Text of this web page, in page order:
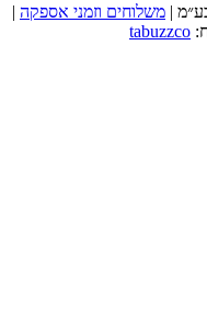
משלוחים וזמני אספקה |
tabuzzco